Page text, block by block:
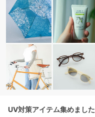
UV対策アイテム集めました